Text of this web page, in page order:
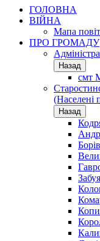
ГОЛОВНА
ВІЙНА
Мапа
ПРО ГРОМАДУ
Назад
смт
(Населені
Назад